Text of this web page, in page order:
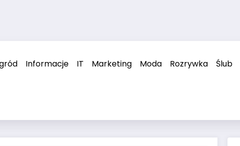
Informacje IT Marketing Moda Rozrywka Ślub